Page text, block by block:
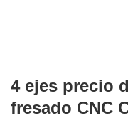
4 ejes precio
fresado CNC